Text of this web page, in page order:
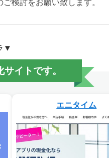
検討をお願い致します。
▼
イトです。
エニタイム